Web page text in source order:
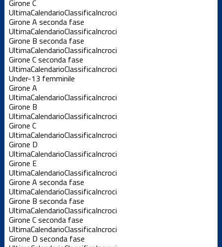
Girone C
UltimaCalendarioClassificaIncroci
Girone A seconda fase
UltimaCalendarioClassificaIncroci
Girone B seconda fase
UltimaCalendarioClassificaIncroci
Girone C seconda fase
UltimaCalendarioClassificaIncroci
Under-13 femminile
Girone A
UltimaCalendarioClassificaIncroci
Girone B
UltimaCalendarioClassificaIncroci
Girone C
UltimaCalendarioClassificaIncroci
Girone D
UltimaCalendarioClassificaIncroci
Girone E
UltimaCalendarioClassificaIncroci
Girone A seconda fase
UltimaCalendarioClassificaIncroci
Girone B seconda fase
UltimaCalendarioClassificaIncroci
Girone C seconda fase
UltimaCalendarioClassificaIncroci
Girone D seconda fase